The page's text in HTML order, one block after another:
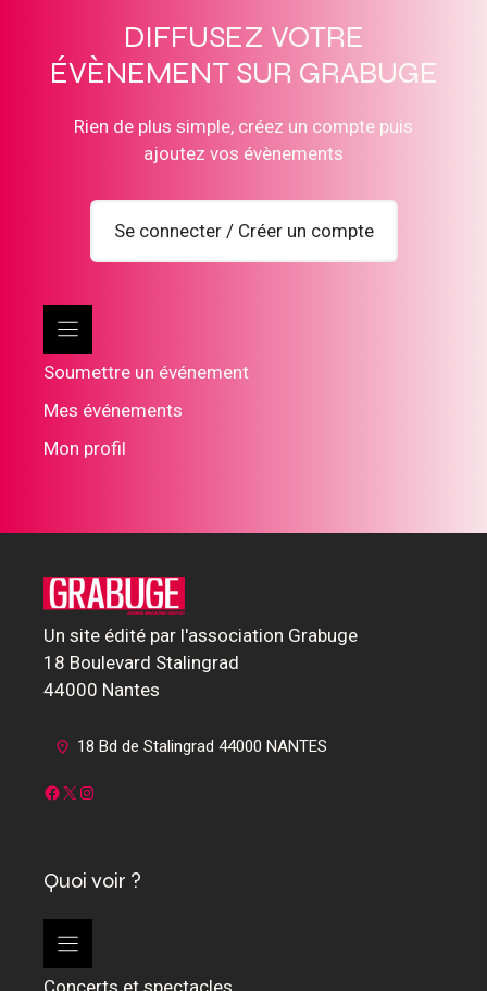
DIFFUSEZ VOTRE
ÉVÈNEMENT SUR GRABUGE
Rien de plus simple, créez un compte puis
ajoutez vos évènements
Se connecter / Créer un compte
Soumettre un événement
Mes événements
Mon profil
Un site édité par l'association Grabuge
18 Boulevard Stalingrad
44000 Nantes
18 Bd de Stalingrad 44000 NANTES
Facebook
X Instagram
Quoi voir ?
Concerts et spectacles